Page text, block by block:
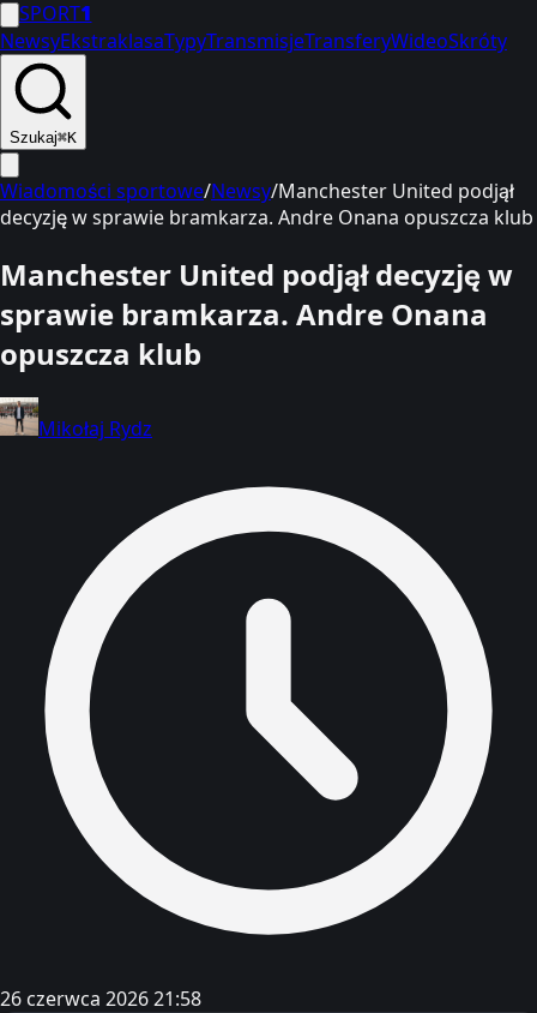
SPORT1
NewsyEkstraklasaTypyTransmisjeTransferyWideoSkróty
Szukaj⌘K
Wiadomości sportowe/Newsy/Manchester United podjął
decyzję w sprawie bramkarza. Andre Onana opuszcza klub
Manchester United podjął decyzję w
sprawie bramkarza. Andre Onana
opuszcza klub
Mikołaj Rydz
26 czerwca 2026 21:58